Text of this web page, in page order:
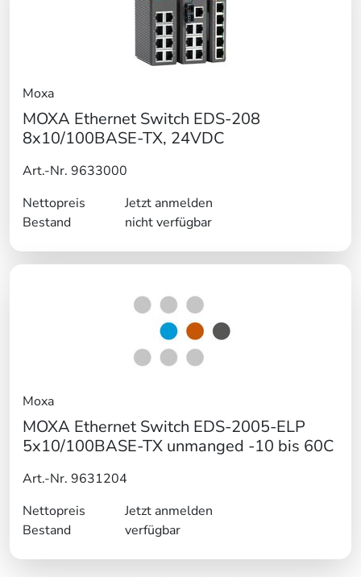
Moxa
MOXA Ethernet Switch EDS-208
8x10/100BASE-TX, 24VDC
Art.-Nr. 9633000
Nettopreis
Jetzt anmelden
Bestand
nicht verfügbar
Moxa
MOXA Ethernet Switch EDS-2005-ELP
5x10/100BASE-TX unmanged -10 bis 60C
Art.-Nr. 9631204
Nettopreis
Jetzt anmelden
Bestand
verfügbar